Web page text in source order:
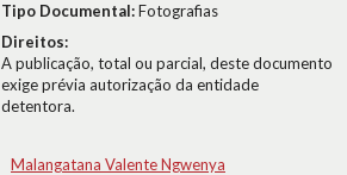
Tipo Documental:Fotografias
Direitos:
A publicação, total ou parcial, deste documento
exige prévia autorização da entidade
detentora.
Malangatana Valente Ngwenya